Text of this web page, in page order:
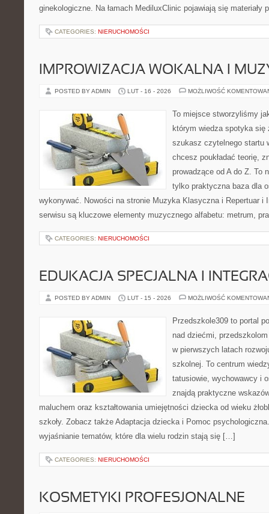
ginekologiczne. Na łamach MediluxClinic pojawiają się
CATEGORIES: NIERUCHOMOŚCI
IMPROWIZACJA WOKALNA I
POSTED BY ADMIN LUT - 16 - 2026 MOŻLIWOŚĆ
To miejsce stworzyliśmy
którym wiedza spotyka
szukasz czytelnego startu
chcesz poukładać teorię,
prowadzące od A do Z. To
tylko praktyczna baza dla
wykonywać. Nowości na stronie Muzyka Klasyczna i Repertuar i
serwisu są kluczowe elementy muzycznego alfabetu: metrum,
CATEGORIES: NIERUCHOMOŚCI
EDUKACJA SPECJALNA I
POSTED BY ADMIN LUT - 15 - 2026 MOŻLIWOŚĆ
Przedszkole309 to portal
nad dziećmi,
w pierwszych latach
szkolnej. To centrum
tatusiowie, wychowawcy i
znajdą praktyczne
maluchem oraz kształtowania umiejętności dziecka od wieku
szkoły. Zobacz także Adaptacja dziecka i Pomoc
wyjaśnianie tematów, które dla wielu rodzin stają się […]
CATEGORIES: NIERUCHOMOŚCI
KOSMETYKI PROFESJONALNE